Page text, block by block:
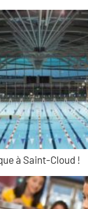
à Saint-Cloud !